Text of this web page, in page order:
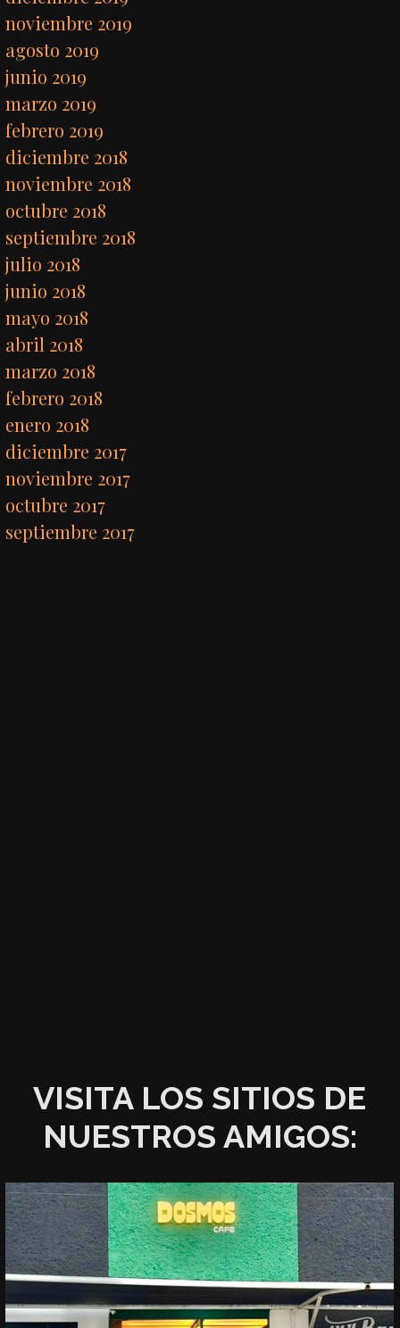
noviembre 2019
agosto 2019
junio 2019
marzo 2019
febrero 2019
diciembre 2018
noviembre 2018
octubre 2018
septiembre 2018
julio 2018
junio 2018
mayo 2018
abril 2018
marzo 2018
febrero 2018
enero 2018
diciembre 2017
noviembre 2017
octubre 2017
septiembre 2017
VISITA LOS SITIOS DE
NUESTROS AMIGOS: